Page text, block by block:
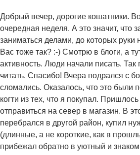
Добрый вечер, дорогие кошатники.
очередная неделя. А это значит, что
заниматься делами, до которых руки
Вас тоже так? :-) Смотрю в блоги, а
активность. Люди начали писать. Так
читать. Спасибо! Вчера подрался с
сломались. Оказалось, что это были
когти из тех, что я покупал.
отправиться на север в магазин. В
перебрался в другой район, купил
(длинные, а не короткие, как в
прибежал обратно в уютный и